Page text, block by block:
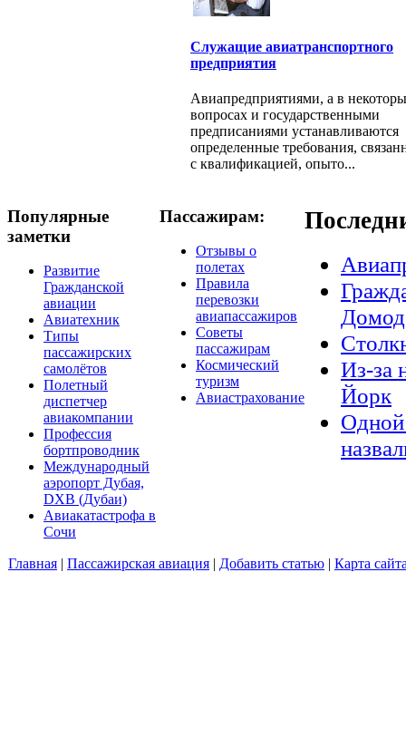
Служащие авиатранспортного
предприятия
Авиапредприятиями, а в
вопросах и государственными
предписаниями устанавливаются
определенные требования,
с квалификацией, опыто...
Популярные
заметки
Развитие
Гражданской
авиации
Авиатехник
Типы
пассажирских
самолётов
Полетный
диспетчер
авиакомпании
Профессия
бортпроводник
Международный
аэропорт Дубая,
DXB (Дубаи)
Авиакатастрофа в
Сочи
Пассажирам:
Отзывы о
полетах
Правила
перевозки
авиапассажиров
Советы
пассажирам
Космический
туризм
Авиастрахование
Из-за
Йорк
Одной
Главная | Пассажирская авиация | Добавить статью | Карта